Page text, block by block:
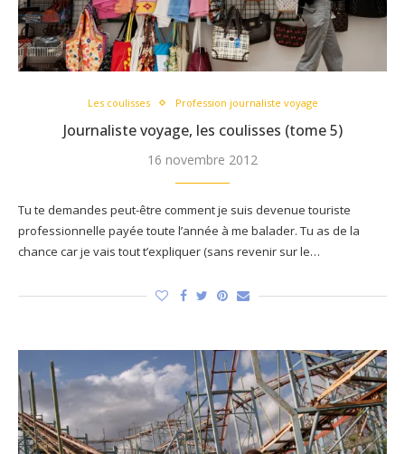
Les coulisses Profession journaliste voyage
Journaliste voyage, les coulisses (tome 5)
16 novembre 2012
Tu te demandes peut-être comment je suis devenue touriste
professionnelle payée toute l’année à me balader. Tu as de la
chance car je vais tout t’expliquer (sans revenir sur le…